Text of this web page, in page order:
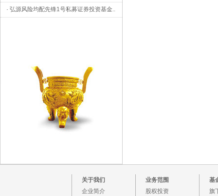
· 弘源风险均配先锋1号私募证券投资基金..
关于我们
企业简介
业务范围
股权投资
基
旗